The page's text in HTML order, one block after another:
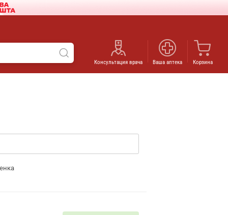
Консультация врача Ваша аптека Корзина